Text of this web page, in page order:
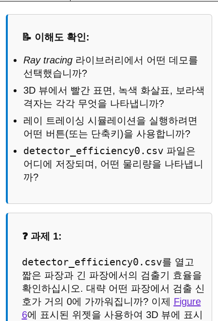
📝 이해도 확인:
Ray tracing라이브러리에서 어떤 데모를
선택했습니까?
3D 뷰에서 빨간 표면, 녹색 화살표, 보라색
격자는 각각 무엇을 나타냅니까?
레이 트레이싱 시뮬레이션을 실행하려면
어떤 버튼(또는 단축키)을 사용합니까?
detector_efficiency0.csv 파일은
어디에 저장되며, 어떤 물리량을 나타냅니
까?
❓ 과제 1:
detector_efficiency0.csv를 열고
짧은 파장과 긴 파장에서의 검출기 효율을
확인하십시오. 대략 어떤 파장에서 검출 신
호가 거의 0에 가까워집니까? 이제 Figure
6에 표시된 위젯을 사용하여 3D 뷰에 표시